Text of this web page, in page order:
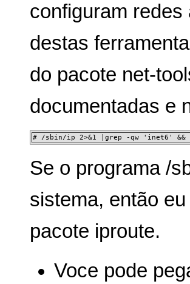
configuram
destas
do pacote net-
documentadas e
# /sbin/ip 2>&1 |grep -qw 'inet6'
Se o programa /
sistema, então
pacote iproute.
Voce pode